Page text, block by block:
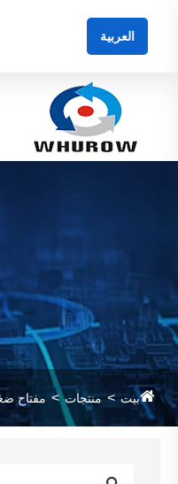
العربية
بيت منتجات مفتاح